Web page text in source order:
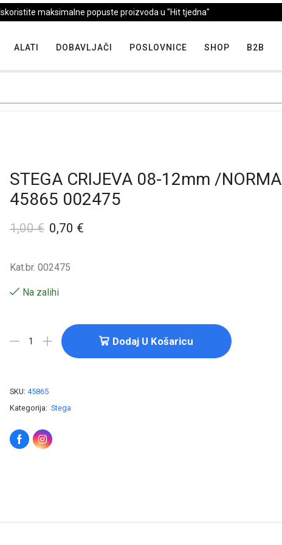
Iskoristite maksimalne popuste proizvoda u "Hit tjedna"
ALATI DOBAVLJAČI POSLOVNICE SHOP B2B
STEGA CRIJEVA 08-12mm /NORMA
45865 002475
1,00€ 0,70 €
Kat.br. 002475
Na zalihi
Dodaj U Košaricu
SKU: 45865
Kategorija: Stega